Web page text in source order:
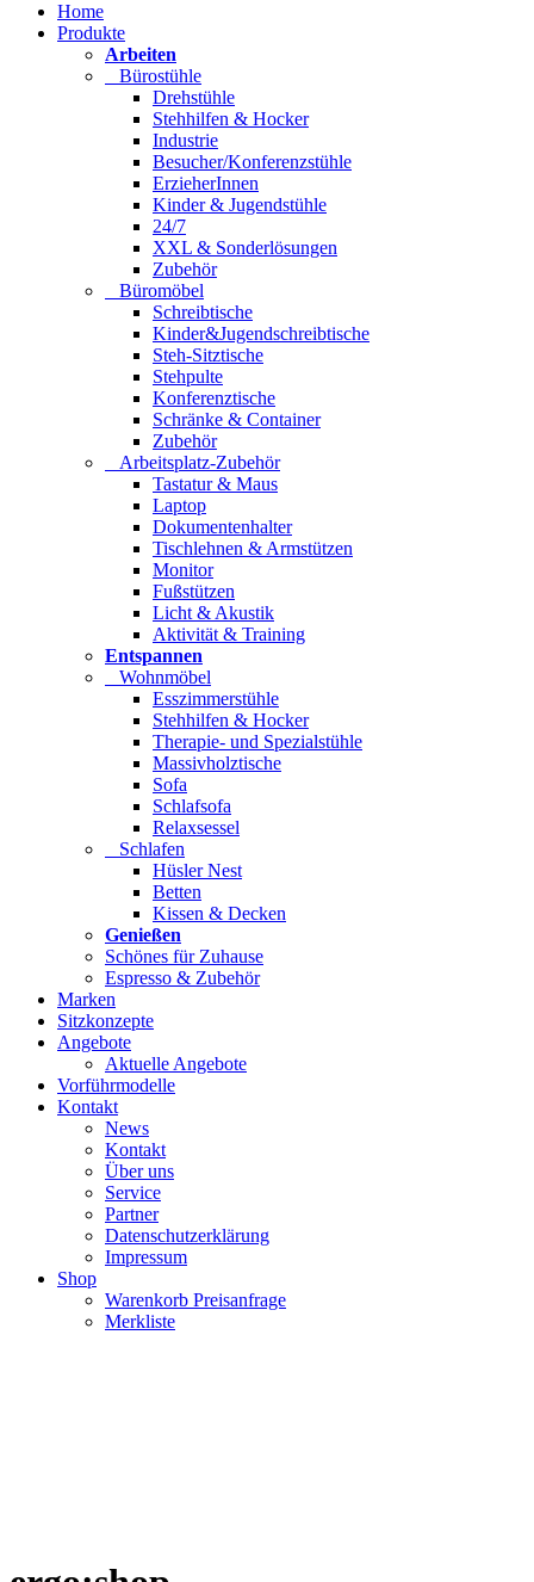
Home
Produkte
Arbeiten
Bürostühle
Drehstühle
Stehhilfen & Hocker
Industrie
Besucher/Konferenzstühle
ErzieherInnen
Kinder & Jugendstühle
24/7
XXL & Sonderlösungen
Zubehör
Büromöbel
Schreibtische
Kinder&Jugendschreibtische
Steh-Sitztische
Stehpulte
Konferenztische
Schränke & Container
Zubehör
Arbeitsplatz-Zubehör
Tastatur & Maus
Laptop
Dokumentenhalter
Tischlehnen & Armstützen
Monitor
Fußstützen
Licht & Akustik
Aktivität & Training
Entspannen
Wohnmöbel
Esszimmerstühle
Stehhilfen & Hocker
Therapie- und Spezialstühle
Massivholztische
Sofa
Schlafsofa
Relaxsessel
Schlafen
Hüsler Nest
Betten
Kissen & Decken
Genießen
Schönes für Zuhause
Espresso & Zubehör
Marken
Sitzkonzepte
Angebote
Aktuelle Angebote
Vorführmodelle
Kontakt
News
Kontakt
Über uns
Service
Partner
Datenschutzerklärung
Impressum
Shop
Warenkorb Preisanfrage
Merkliste